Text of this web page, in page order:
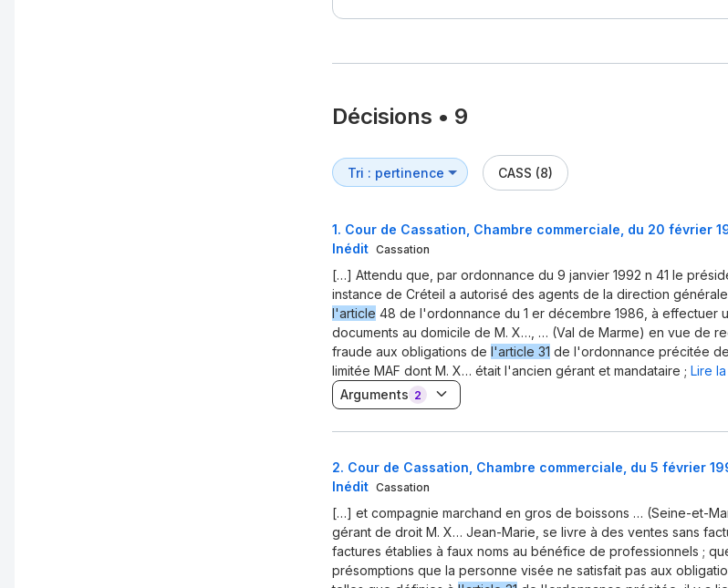
Décisions • 9
CASS (8)
1. Cour de Cassation, Chambre commerciale, du 20 février
Inédit Cassation
[…] Attendu que, par ordonnance du 9 janvier 1992 n 41 le
instance de Créteil a autorisé des agents de la direction
l'article 48 de l'ordonnance du 1 er décembre 1986, à effectuer
documents au domicile de M. X…, … (Val de Marme) en vue de
fraude aux obligations de l'article 31 de l'ordonnance précitée
limitée MAF dont M. X… était l'ancien gérant et mandataire ; Lire
Arguments 2
2. Cour de Cassation, Chambre commerciale, du 5 février
Inédit Cassation
[…] et compagnie marchand en gros de boissons … (Seine-et-
gérant de droit M. X… Jean-Marie, se livre à des ventes sans
factures établies à faux noms au bénéfice de professionnels ;
présomptions que la personne visée ne satisfait pas aux